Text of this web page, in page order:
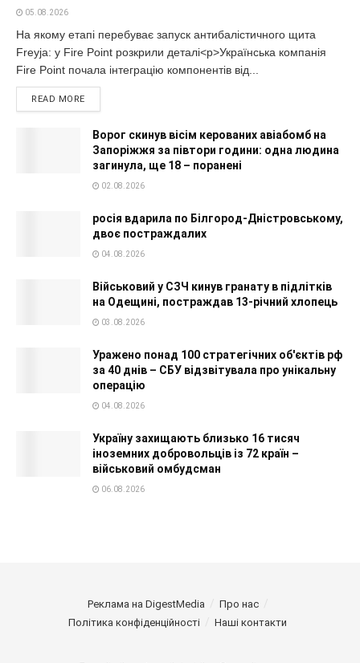
05.08.2026
На якому етапі перебуває запуск антибалістичного щита
Freyja: у Fire Point розкрили деталі<p>Українська компанія
Fire Point почала інтеграцію компонентів від...
READ MORE
Ворог скинув вісім керованих авіабомб на
Запоріжжя за півтори години: одна людина
загинула, ще 18 – поранені
02.08.2026
росія вдарила по Білгород-Дністровському,
двоє постраждалих
04.08.2026
Військовий у СЗЧ кинув гранату в підлітків
на Одещині, постраждав 13-річний хлопець
03.08.2026
Уражено понад 100 стратегічних об'єктів рф
за 40 днів – СБУ відзвітувала про унікальну
операцію
04.08.2026
Україну захищають близько 16 тисяч
іноземних добровольців із 72 країн –
військовий омбудсман
06.08.2026
Реклама на DigestMedia
Про нас
Політика конфіденційності
Наші контакти